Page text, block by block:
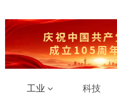
工业 科技